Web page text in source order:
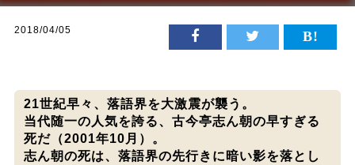
2018/04/05
21世紀早々、落語界を大激震が襲う。
当代随一の人気を誇る、古今亭志ん朝の早すぎる
死だ（2001年10月）。
志ん朝の死は、落語界の先行きに暗い影を落とし